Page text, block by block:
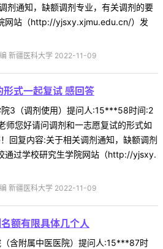
剂通知，缺额调剂专业，有关调剂的要
网站（http://yjsxy.xjmu.edu.cn/）发
新疆医科大学 2022-11-09
式一起复试 感回答
3（调剂使用）提问人:15***58时间:2
您好请问调剂和一志愿复试的形式如
回复内容:关于相关调剂通知，缺额调剂
通过学校研究生学院网站（http://yjsxy.
新疆医科大学 2022-11-09
额有限具体几个人
含附属中医医院）提问人:15***87时